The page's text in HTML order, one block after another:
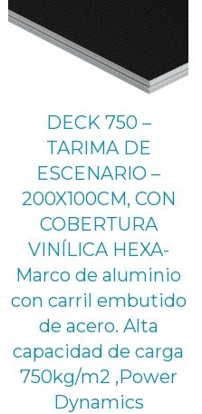
DECK 750 –
TARIMA DE
ESCENARIO –
200X100CM, CON
COBERTURA
VINÍLICA HEXA-
Marco de aluminio
con carril embutido
de acero. Alta
capacidad de carga
750kg/m2 ,Power
Dynamics